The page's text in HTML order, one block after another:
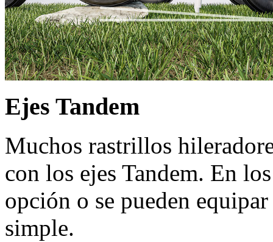
Ejes Tandem
Muchos rastrillos
con los ejes Tandem. En
opción o se pueden
simple.